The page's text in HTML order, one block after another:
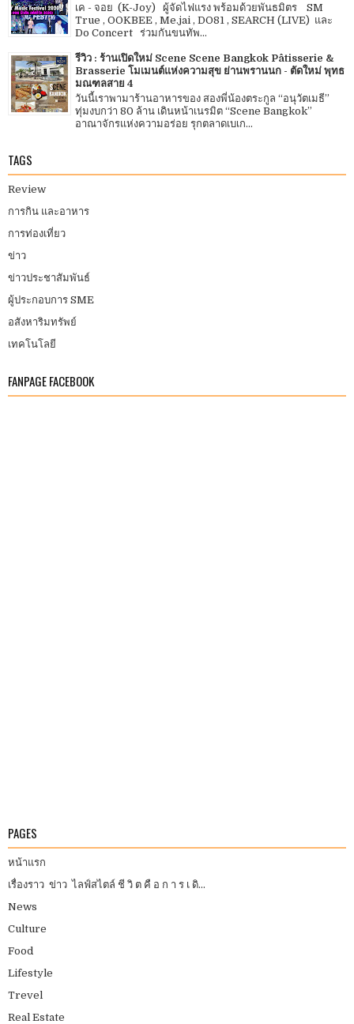
เค - จอย (K-Joy) ผู้จัดไฟแรง พร้อมด้วยพันธมิตร SM
True , OOKBEE , Me.jai , DO81 , SEARCH (LIVE) และ
Do Concert ร่วมกันขนทัพ...
รีวิว : ร้านเปิดใหม่ Scene Scene Bangkok Pâtisserie &
Brasserie โมเมนต์แห่งความสุข ย่านพรานนก - ตัดใหม่ พุทธ
มณฑลสาย 4
วันนี้เราพามาร้านอาหารของ สองพี่น้องตระกูล “อนุวัตเมธี”
ทุ่มงบกว่า 80 ล้าน เดินหน้าเนรมิต “Scene Bangkok”
อาณาจักรแห่งความอร่อย รุกตลาดเบเก...
TAGS
Review
การกิน และอาหาร
การท่องเที่ยว
ข่าว
ข่าวประชาสัมพันธ์
ผู้ประกอบการ SME
อสังหาริมทรัพย์
เทคโนโลยี
FANPAGE FACEBOOK
PAGES
หน้าแรก
เรื่องราว ข่าว ไลฟ์สไตล์ ชี วิ ต คื อ ก า ร เ ดิ...
News
Culture
Food
Lifestyle
Trevel
Real Estate